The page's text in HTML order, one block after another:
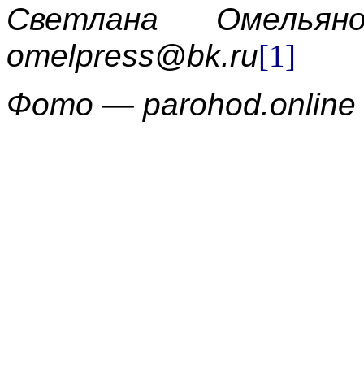
Светлана
omelpress@bk.ru[1]
Фото — parohod.online